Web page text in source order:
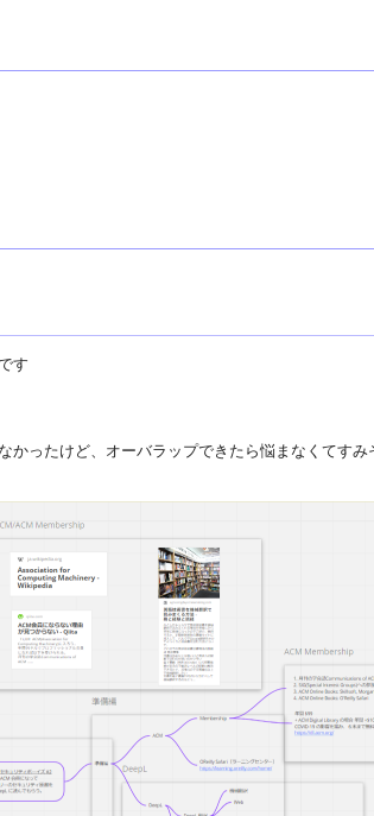
す
かったけど、オーバラップできたら悩まなくてすみ